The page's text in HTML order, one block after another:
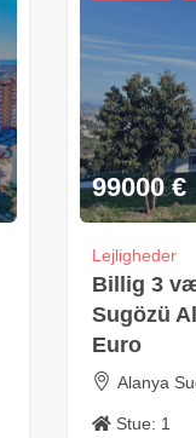
99000 €
Lejligheder
Billig 3
Sugözü
Euro
Alanya
Stue: 1